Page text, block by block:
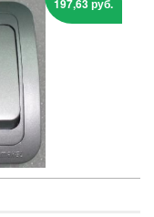
197,63 руб.